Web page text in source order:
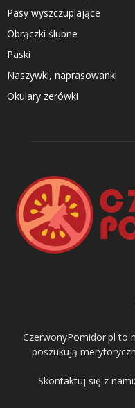
Pasy wyszczuplające
Obrączki ślubne
Paski
Naszywki, naprasowanki
Okulary zerówki
CzerwonyPomidor.pl to
poszukują
Skontaktuj się z nami: